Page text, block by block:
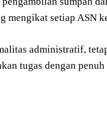
setiap ASN
administratif,
tugas dengan